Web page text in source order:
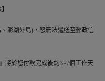
澎湖外島)，恕無法遞送至郵政信
將於您付款完成後約3~7個工作天